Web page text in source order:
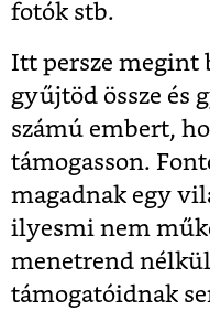
fotók stb.
Itt persze megint
gyűjtöd össze és
számú embert,
támogasson.
magadnak egy
ilyesmi nem
menetrend
támogatóidnak